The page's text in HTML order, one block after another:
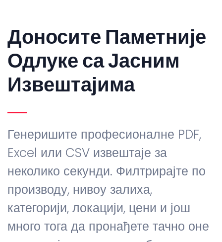
Доносите Паметније
Одлуке са Јасним
Извештајима
Генеришите професионалне PDF,
Excel или CSV извештаје за
неколико секунди. Филтрирајте по
производу, нивоу залиха,
категорији, локацији, цени и још
много тога да пронађете тачно оне